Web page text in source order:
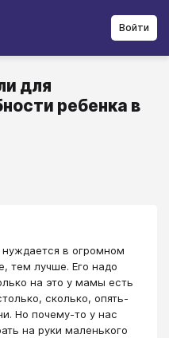
Войти
для
ребенка в
в огромном
тем лучше. Его надо
на это у мамы есть
сколько, опять-
Но почему-то у нас
на руки маленького